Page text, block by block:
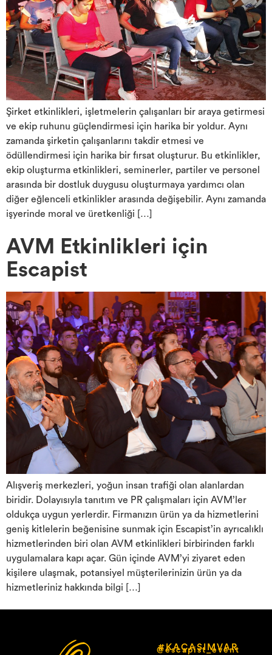
Şirket etkinlikleri, işletmelerin çalışanları bir araya getirmesi
ve ekip ruhunu güçlendirmesi için harika bir yoldur. Aynı
zamanda şirketin çalışanlarını takdir etmesi ve
ödüllendirmesi için harika bir fırsat oluşturur. Bu etkinlikler,
ekip oluşturma etkinlikleri, seminerler, partiler ve personel
arasında bir dostluk duygusu oluşturmaya yardımcı olan
diğer eğlenceli etkinlikler arasında değişebilir. Aynı zamanda
işyerinde moral ve üretkenliği […]
AVM Etkinlikleri için
Escapist
Alışveriş merkezleri, yoğun insan trafiği olan alanlardan
biridir. Dolayısıyla tanıtım ve PR çalışmaları için AVM’ler
oldukça uygun yerlerdir. Firmanızın ürün ya da hizmetlerini
geniş kitlelerin beğenisine sunmak için Escapist’in ayrıcalıklı
hizmetlerinden biri olan AVM etkinlikleri birbirinden farklı
uygulamalara kapı açar. Gün içinde AVM’yi ziyaret eden
kişilere ulaşmak, potansiyel müşterilerinizin ürün ya da
hizmetleriniz hakkında bilgi […]
#KAÇASIMVAR
@escapist_event